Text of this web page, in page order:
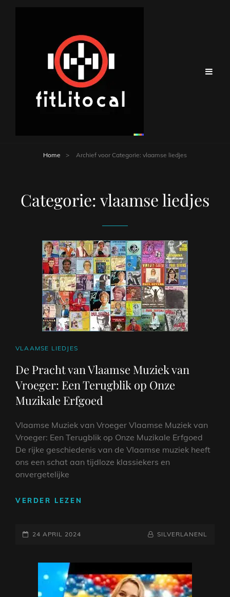
Home > Archief voor Categorie: vlaamse liedjes
Categorie: vlaamse liedjes
CAT
VLAAMSE LIEDJES
De Pracht van Vlaamse Muziek van
Vroeger: Een Terugblik op Onze
Muzikale Erfgoed
Vlaamse Muziek van Vroeger Vlaamse Muziek van
Vroeger: Een Terugblik op Onze Muzikale Erfgoed
De rijke geschiedenis van de Vlaamse muziek heeft
ons een schat aan tijdloze klassiekers en
onvergetelijke
VERDER LEZEN
EEN
TERUGBLIK
GEPLAATST
24 APRIL 2024 NAAMREGEL
BYLINE
SILVERLANENL